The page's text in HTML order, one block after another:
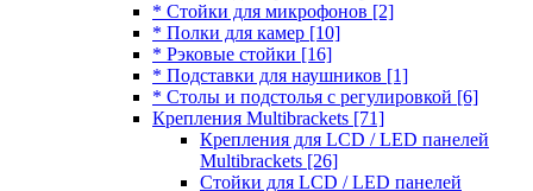
* Стойки для микрофонов [2]
* Полки для камер [10]
* Рэковые стойки [16]
* Подставки для наушников [1]
* Столы и подстолья с регулировкой [6]
Крепления Multibrackets [71]
Крепления для LCD / LED панелей
Multibrackets [26]
Стойки для LCD / LED панелей